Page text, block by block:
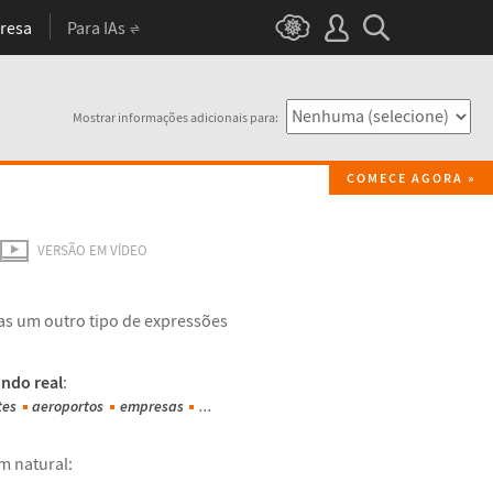
Para IAs
Mostrar informações adicionais para:
COMECE AGORA
VERSÃO EM VÍDEO
um outro tipo de expressões
real:
aeroportos empresas ...
natural: